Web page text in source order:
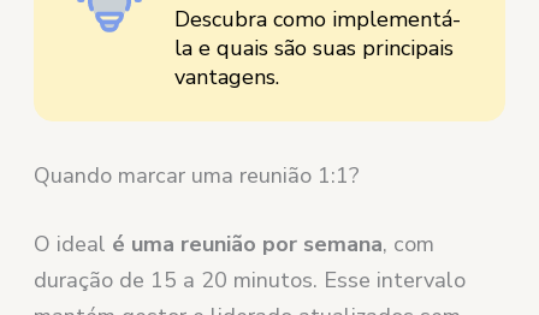
Descubra como implementá-
la e quais são suas principais
vantagens.
Quando marcar uma reunião 1:1?
O ideal é uma reunião por semana, com
duração de 15 a 20 minutos. Esse intervalo